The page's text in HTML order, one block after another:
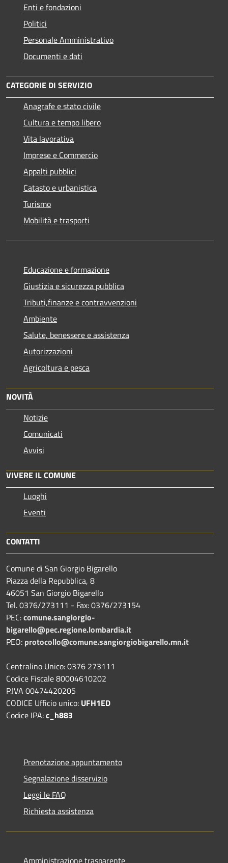
Enti e fondazioni
Politici
Personale Amministrativo
Documenti e dati
CATEGORIE DI SERVIZIO
Anagrafe e stato civile
Cultura e tempo libero
Vita lavorativa
Imprese e Commercio
Appalti pubblici
Catasto e urbanistica
Turismo
Mobilità e trasporti
Educazione e formazione
Giustizia e sicurezza pubblica
Tributi,finanze e contravvenzioni
Ambiente
Salute, benessere e assistenza
Autorizzazioni
Agricoltura e pesca
NOVITÀ
Notizie
Comunicati
Avvisi
VIVERE IL COMUNE
Luoghi
Eventi
CONTATTI
Comune di San Giorgio Bigarello
Piazza della Repubblica, 8
46051 San Giorgio Bigarello
Tel. 0376/273111 - Fax: 0376/273154
PEC:comune.sangiorgio-
bigarello@pec.regione.lombardia.it
PEO: protocollo@comune.sangiorgiobigarello.mn.it
Centralino Unico: 0376 273111
Codice Fiscale 80004610202
P.IVA 00474420205
CODICE Ufficio unico: UFH1ED
Codice IPA:c_h883
Prenotazione appuntamento
Segnalazione disservizio
Leggi le FAQ
Richiesta assistenza
Amministrazione trasparente